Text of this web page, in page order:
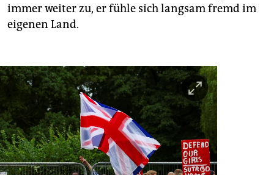
immer weiter zu, er fühle sich langsam fremd im
eigenen Land.